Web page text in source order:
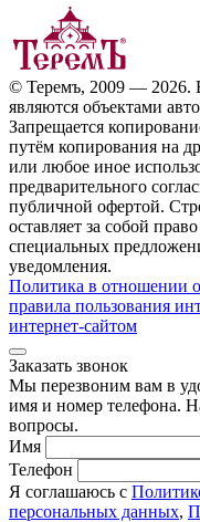
© Теремъ, 2009 — 2026.
являются объектами
Запрещается
путём копирования на
или любое иное
предварительного
публичной офертой.
оставляет за собой
специальных
уведомления.
Политика в отношении
правила пользования
интернет-сайтом
Заказать звонок
Мы перезвоним вам в
имя и номер телефона.
вопросы.
Имя
Телефон
Я соглашаюсь с
персональных данных,